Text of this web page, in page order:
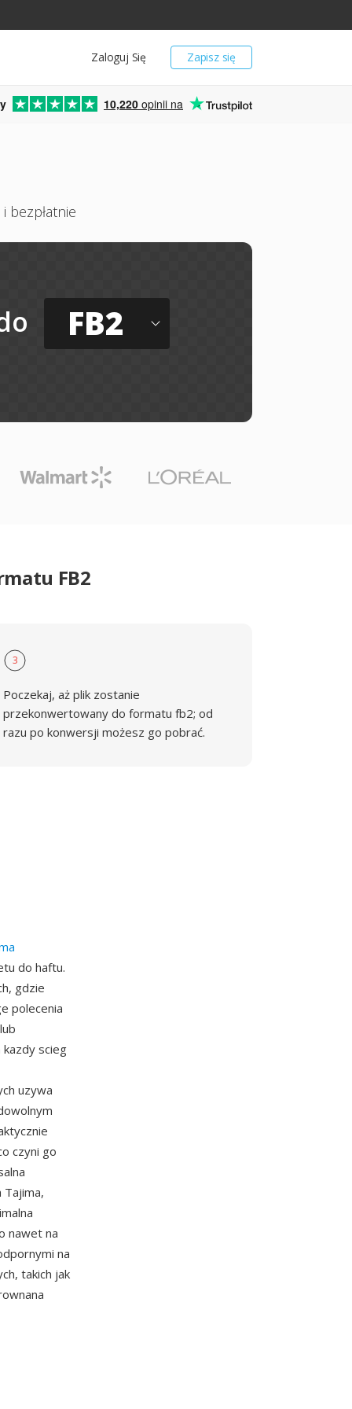
Zapisz się
Zaloguj Się
10,220 opinii na
FB2
FB2
3
Poczekaj, aż plik zostanie
przekonwertowany do formatu fb2; od
razu po konwersji możesz go pobrać.
do haftu.
gdzie
polecenia
scieg
uzywa
czyni go
Tajima,
nawet na
na
takich jak